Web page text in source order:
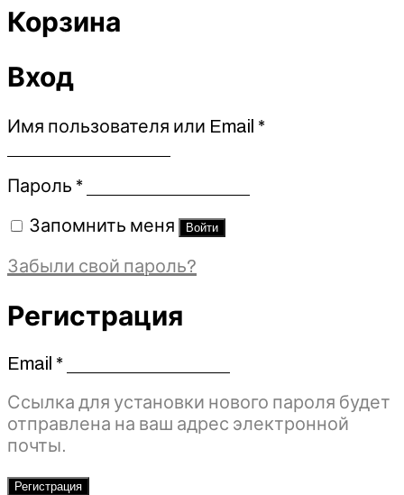
Корзина
Вход
Имя пользователя или Email *Обязательно
Пароль *Обязательно
Запомнить меня Войти
Забыли свой пароль?
Регистрация
Email *Обязательно
Ссылка для установки нового пароля будет
отправлена ​​на ваш адрес электронной
почты.
Регистрация